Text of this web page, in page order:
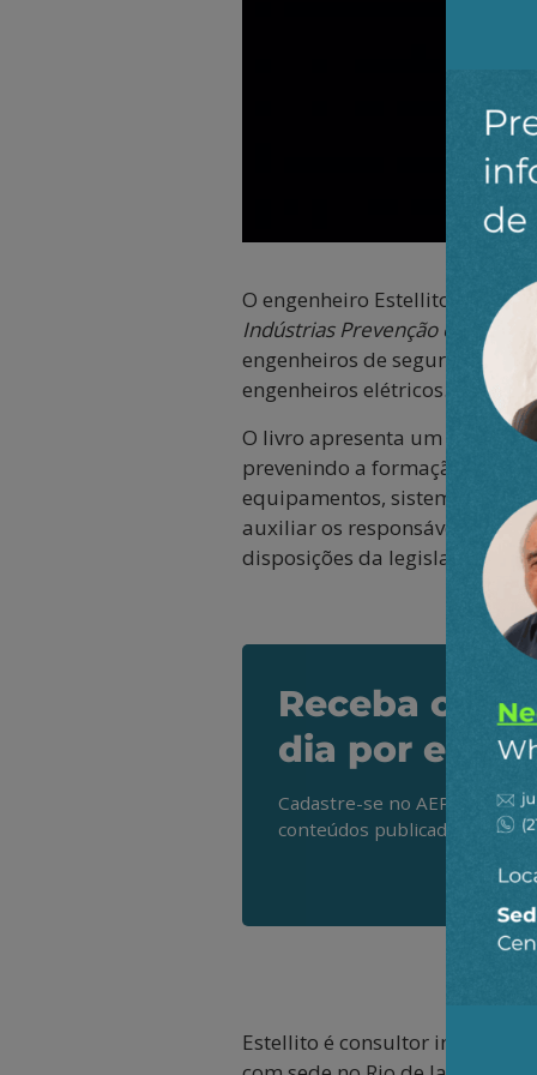
O engenheiro Estellito
Rangel
Indústrias Prevenção e
engenheiros de segurança,
engenheiros elétricos.
O livro apresenta um
prevenindo a formação de
equipamentos, sistemas de
auxiliar os responsáveis ​​pelo
disposições da legislação
Receba os
dia por e-
Cadastre-se no AEPET
conteúdos publicados em
Estellito é consultor